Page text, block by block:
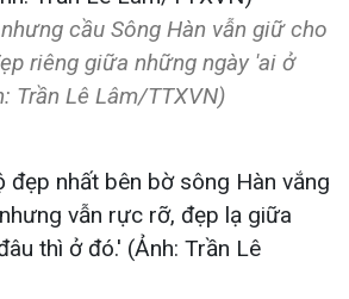
cầu Sông Hàn vẫn giữ cho
riêng giữa những ngày 'ai ở
Trần Lê Lâm/TTXVN)